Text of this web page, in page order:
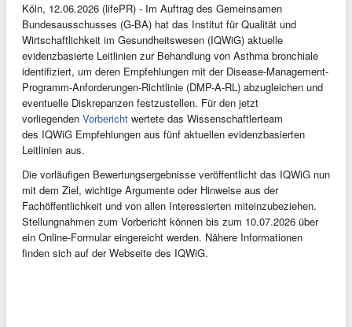
Köln, 12.06.2026 (lifePR) - Im Auftrag des Gemeinsamen
Bundesausschusses (G-BA) hat das Institut für Qualität und
Wirtschaftlichkeit im Gesundheitswesen (IQWiG) aktuelle
evidenzbasierte Leitlinien zur Behandlung von Asthma bronchiale
identifiziert, um deren Empfehlungen mit der Disease-Management-
Programm-Anforderungen-Richtlinie (DMP-A-RL) abzugleichen und
eventuelle Diskrepanzen festzustellen. Für den jetzt
vorliegenden Vorbericht wertete das Wissenschaftlerteam
des IQWiG Empfehlungen aus fünf aktuellen evidenzbasierten
Leitlinien aus.
Die vorläufigen Bewertungsergebnisse veröffentlicht das IQWiG nun
mit dem Ziel, wichtige Argumente oder Hinweise aus der
Fachöffentlichkeit und von allen Interessierten miteinzubeziehen.
Stellungnahmen zum Vorbericht können bis zum 10.07.2026 über
ein Online-Formular eingereicht werden. Nähere Informationen
finden sich auf der Webseite des IQWiG.